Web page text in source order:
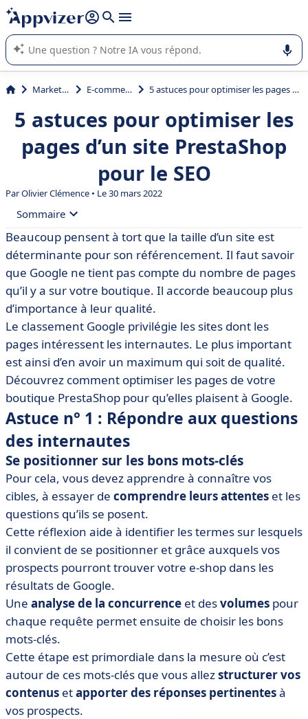
répondre (plusieurs lignes avec
L'IA de Appvizer vous guide dans l'utilisation ou la sélection de
logiciel SaaS en entreprise.
Marketing E-commerce 5 astuces pour optimiser les pages d’un site PrestaShop pour le SEO
5 astuces pour optimiser les
pages d’un site PrestaShop
pour le SEO
ParOlivier Clémence • Le 30 mars 2022
Sommaire
• Astuce n° 1 : Répondre aux questions des internautes
• Astuce n° 2 : Inciter les internautes au clic
• Astuce n° 3 : Travailler votre visibilité sur Google
Images
• Astuce n° 4 : Les balises Hn pour structurer vos pages
• Astuce n° 5 : Faciliter la tâche de Google
Beaucoup pensent à tort que la taille d’un site est
déterminante pour son référencement. Il faut savoir
que Google ne tient pas compte du nombre de pages
qu’il y a sur votre boutique. Il accorde beaucoup plus
d’importance à leur qualité.
Le classement Google privilégie les sites dont les
pages intéressent les internautes. Le plus important
est ainsi d’en avoir un maximum qui soit de qualité.
Découvrez comment optimiser les pages de votre
boutique PrestaShop pour qu’elles plaisent à Google.
Astuce n° 1 : Répondre aux questions
des internautes
Se positionner sur les bons mots-clés
Pour cela, vous devez apprendre à connaître vos
cibles, à essayer de comprendre leurs attentes et les
questions qu’ils se posent.
Cette réflexion aide à identifier les termes sur lesquels
il convient de se positionner et grâce auxquels vos
prospects pourront trouver votre e-shop dans les
résultats de Google.
Une analyse de la concurrence et desvolumes pour
chaque requête permet ensuite de choisir les bons
mots-clés.
Cette étape est primordiale dans la mesure où c’est
autour de ces mots-clés que vous allezstructurer vos
contenus etapporter des réponses pertinentesà
vos prospects.